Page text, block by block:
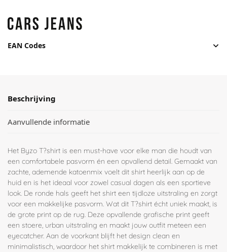
EAN Codes
Beschrijving
Aanvullende informatie
Het Byzo T?shirt is een must-have voor elke man die houdt van
een comfortabele pasvorm én een opvallend detail. Gemaakt van
zachte, ademende katoenmix voelt dit shirt heerlijk aan op de
huid en is het ideaal voor zowel casual dagen als een sportieve
look. De ronde hals geeft het shirt een tijdloze uitstraling en zorgt
voor een makkelijke pasvorm. Wat dit T?shirt écht uniek maakt, is
de grote print op de rug. Deze opvallende grafische print geeft
een stoere, urban uitstraling en maakt jouw outfit meteen een
eyecatcher. Aan de voorkant blijft het design clean en
minimalistisch, waardoor het shirt makkelijk te combineren is met